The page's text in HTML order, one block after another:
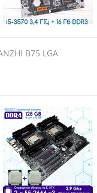
B75 LGA